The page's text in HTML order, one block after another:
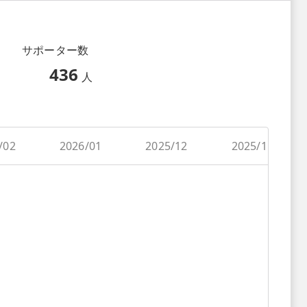
サポーター数
436 人
02 2026/01 2025/12 2025/11